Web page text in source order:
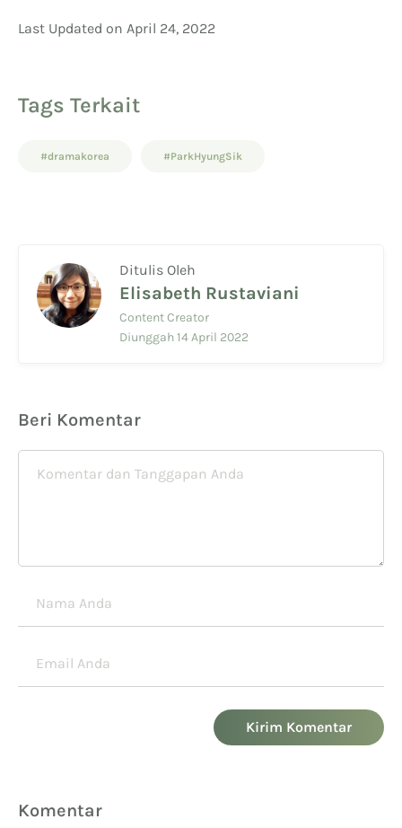
Last Updated on April 24, 2022
Tags Terkait
#dramakorea #ParkHyungSik
Ditulis Oleh
Elisabeth Rustaviani
Content Creator
Diunggah 14 April 2022
Beri Komentar
Kirim Komentar
Komentar